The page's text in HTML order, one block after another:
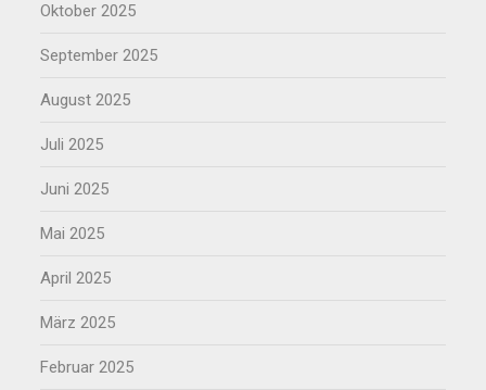
Oktober 2025
September 2025
August 2025
Juli 2025
Juni 2025
Mai 2025
April 2025
März 2025
Februar 2025